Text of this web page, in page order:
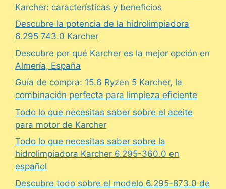
Karcher: características y beneficios
Descubre la potencia de la hidrolimpiadora
6.295 743.0 Karcher
Descubre por qué Karcher es la mejor opción en
Almería, España
Guía de compra: 15.6 Ryzen 5 Karcher, la
combinación perfecta para limpieza eficiente
Todo lo que necesitas saber sobre el aceite
para motor de Karcher
Todo lo que necesitas saber sobre la
hidrolimpiadora Karcher 6.295-360.0 en
español
Descubre todo sobre el modelo 6.295-873.0 de